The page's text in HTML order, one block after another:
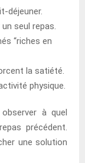
déjeuner.
seul repas.
“riches en
la satiété.
physique.
à quel
précédent.
une solution